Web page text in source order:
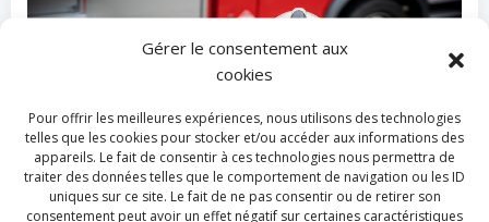
Gérer le consentement aux
cookies
Pour offrir les meilleures expériences, nous utilisons des technologies
telles que les cookies pour stocker et/ou accéder aux informations des
appareils. Le fait de consentir à ces technologies nous permettra de
traiter des données telles que le comportement de navigation ou les ID
uniques sur ce site. Le fait de ne pas consentir ou de retirer son
consentement peut avoir un effet négatif sur certaines caractéristiques